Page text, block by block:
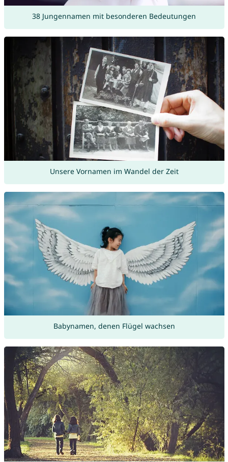
38 Jungennamen mit besonderen Bedeutungen
Unsere Vornamen im Wandel der Zeit
Babynamen, denen Flügel wachsen